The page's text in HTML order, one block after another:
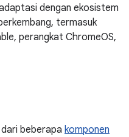
dengan ekosistem
termasuk
perangkat ChromeOS,
beberapa komponen